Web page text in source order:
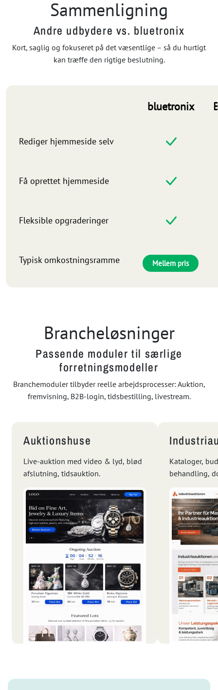
Sammenligning
Andre udbydere vs. bluetronix
Kort, saglig og fokuseret på det væsentlige – så du hurtigt
kan træffe den rigtige beslutning.
bluetronix
Rediger hjemmeside selv
Få oprettet hjemmeside
Fleksible opgraderinger
Typisk omkostningsramme Mellem pris
Brancheløsninger
Passende moduler til særlige
forretningsmodeller
Branchemoduler tilbyder reelle arbejdsprocesser: Auktion,
fremvisning, B2B-login, tidsbestilling, livestream.
Auktionshuse
Live-auktion med video & lyd, blød
afslutning, tidsauktion.
Kataloger,
behandling,